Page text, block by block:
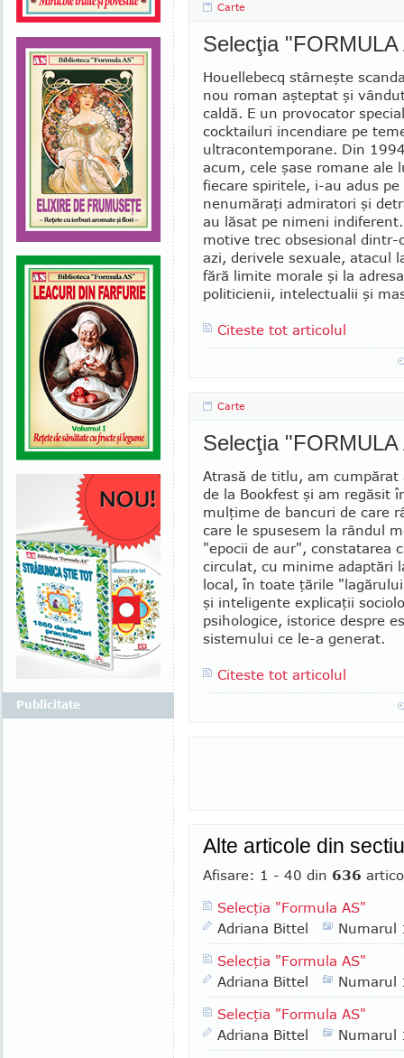
Carte
Selecţia "FORMULA
Houellebecq stârneşte
nou roman aşteptat şi
caldă. E un pro­vocator
cocktailuri incendiare pe
ultracontemporane. Din
acum, cele şase romane ale
fiecare spiritele, i-au adus
nenumăraţi admiratori şi
au lăsat pe nimeni
motive trec obsesional
azi, de­rivele sexuale, atacul
fără li­mite mo­rale şi la
politicienii, intelectualii şi
Citeste tot articolul
Carte
Selecţia "FORMULA
Atrasă de titlu, am cumpărat
de la Bookfest şi am regăsit
mulţime de bancuri de care
care le spusesem la rândul
"epocii de aur", constatarea
circulat, cu minime adaptări
local, în toate ţările
şi inteligente ex­pli­caţii
psihologice, istorice despre
sistemului ce le-a generat.
Citeste tot articolul
Alte articole din
Afisare: 1 - 40 din 636
Selecţia "Formula AS"
Adriana Bittel
Numarul
Selecţia "Formula AS"
Adriana Bittel
Numarul
Selecţia "Formula AS"
Adriana Bittel
Numarul
Publicitate